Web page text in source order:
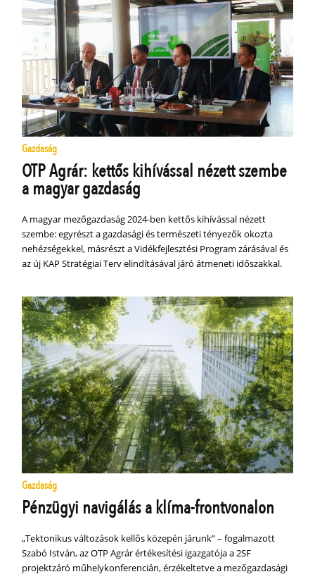
Gazdaság
OTP Agrár: kettős kihívással nézett szembe
a magyar gazdaság
A magyar mezőgazdaság 2024-ben kettős kihívással nézett
szembe: egyrészt a gazdasági és természeti tényezők okozta
nehézségekkel, másrészt a Vidékfejlesztési Program zárásával és
az új KAP Stratégiai Terv elindításával járó átmeneti időszakkal.
Gazdaság
Pénzügyi navigálás a klíma-frontvonalon
„Tektonikus változások kellős közepén járunk” – fogalmazott
Szabó István, az OTP Agrár értékesítési igazgatója a 2SF
projektzáró műhelykonferencián, érzékeltetve a mezőgazdasági